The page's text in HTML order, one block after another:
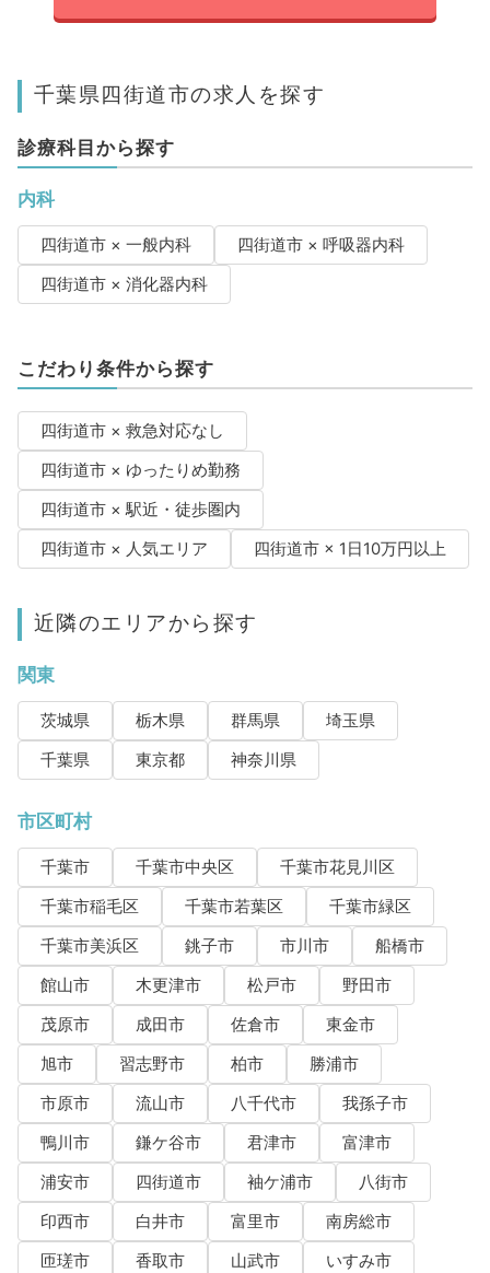
千葉県四街道市の求人を探す
診療科目から探す
内科
四街道市 × 一般内科
四街道市 × 呼吸器内科
四街道市 × 消化器内科
こだわり条件から探す
四街道市 × 救急対応なし
四街道市 × ゆったりめ勤務
四街道市 × 駅近・徒歩圏内
四街道市 × 人気エリア
四街道市 × 1日10万円以上
近隣のエリアから探す
関東
茨城県 栃木県 群馬県
埼玉県
千葉県
東京都 神奈川県
市区町村
千葉市 千葉市中央区
千葉市花見川区
千葉市稲毛区
千葉市若葉区
千葉市緑区
千葉市美浜区
銚子市 市川市
船橋市
館山市
木更津市 松戸市
野田市
茂原市
成田市 佐倉市
東金市
旭市
習志野市 柏市
勝浦市
市原市
流山市 八千代市
我孫子市
鴨川市
鎌ケ谷市 君津市
富津市
浦安市
四街道市 袖ケ浦市
八街市
印西市
白井市 富里市
南房総市
匝瑳市
香取市 山武市
いすみ市